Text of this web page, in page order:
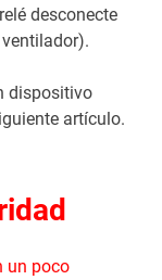
desconecte
dispositivo
artículo.
un poco